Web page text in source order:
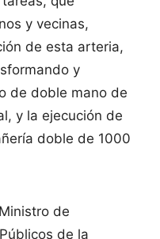
y vecinas,
de esta arteria,
y
de doble mano de
y la ejecución de
doble de 1000
de
de la